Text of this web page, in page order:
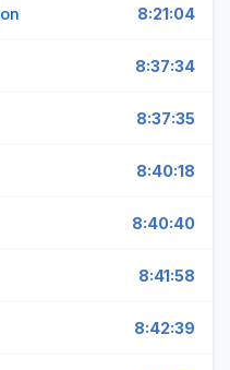
8:21:04
8:37:34
8:37:35
8:40:18
8:40:40
8:41:58
8:42:39